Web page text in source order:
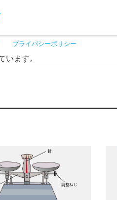
プライバシーポリシー
います。